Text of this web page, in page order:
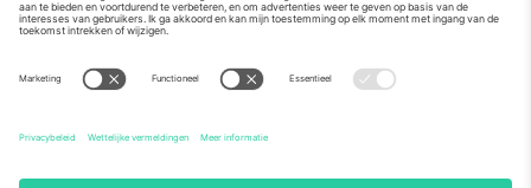
Av Chapultepec 360, Roma
Norte, Cuauhtémoc, 06700
Ciudad de México, CDMX,
Mexico
De juridische entiteit van de aanbieder van het platform kan
domein. Kijk voor meer informatie op de specifieke pagina van het